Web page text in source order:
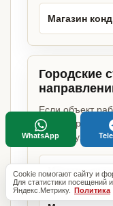
Магазин
Городские
Если объект
можно сразу
страницу.
Магазин
Cookie помогают сайту и
Для статистики посещений
Яндекс.Метрику. Политика
WhatsApp